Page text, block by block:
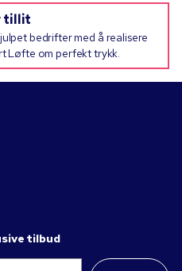
tillit
bedrifter med å realisere
Løfte om perfekt trykk.
tilbud